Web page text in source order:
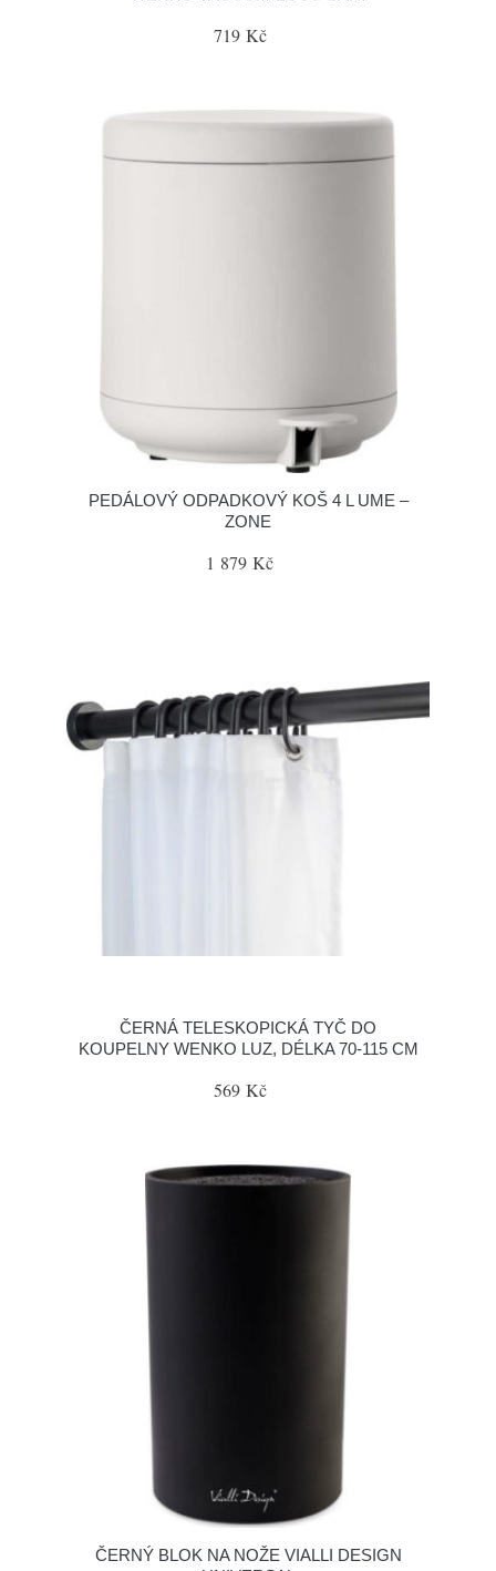
719 Kč
PEDÁLOVÝ ODPADKOVÝ KOŠ 4 L UME –
ZONE
1 879 Kč
ČERNÁ TELESKOPICKÁ TYČ DO
KOUPELNY WENKO LUZ, DÉLKA 70-115 CM
569 Kč
ČERNÝ BLOK NA NOŽE VIALLI DESIGN